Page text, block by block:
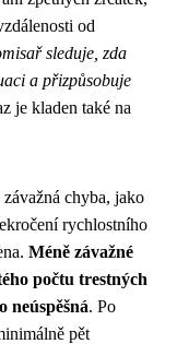
od
sleduje, zda
a přizpůsobuje
je kladen také na
chyba, jako
rychlostního
Méně závažné
počtu trestných
neúspěšná. Po
pět